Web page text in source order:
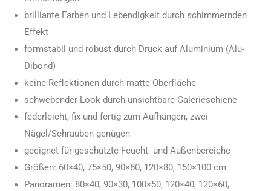
brilliante Farben und Lebendigkeit durch schimmernden
Effekt
formstabil und robust durch Druck auf Aluminium (Alu-
Dibond)
keine Reflektionen durch matte Oberfläche
schwebender Look durch unsichtbare Galerieschiene
federleicht, fix und fertig zum Aufhängen, zwei
Nägel/Schrauben genügen
geeignet für geschützte Feucht- und Außenbereiche
Größen: 60×40, 75×50, 90×60, 120×80, 150×100 cm
Panoramen: 80×40, 90×30, 100×50, 120×40, 120×60,